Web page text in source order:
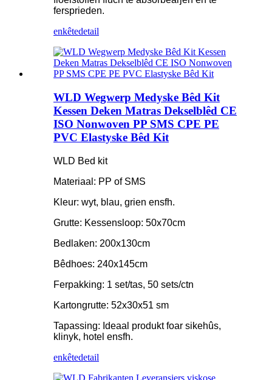
fersprieden.
enkêtedetail
WLD Wegwerp Medyske Bêd Kit
Kessen Deken Matras Dekselblêd CE
ISO Nonwoven PP SMS CPE PE
PVC Elastyske Bêd Kit
WLD Bed kit
Materiaal: PP of SMS
Kleur: wyt, blau, grien ensfh.
Grutte: Kessensloop: 50x70cm
Bedlaken: 200x130cm
Bêdhoes: 240x145cm
Ferpakking: 1 set/tas, 50 sets/ctn
Kartongrutte: 52x30x51 sm
Tapassing: Ideaal produkt foar sikehûs,
klinyk, hotel ensfh.
enkêtedetail